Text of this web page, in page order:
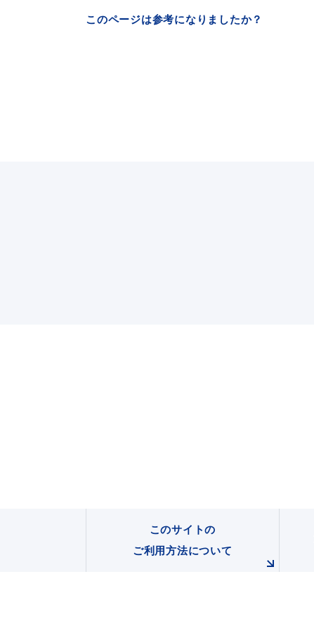
このページは参考になりましたか？
このサイトの
ご利用方法について